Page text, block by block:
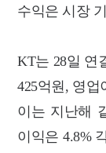
수익은 시장
KT는 28일 연
425억원, 영업
이는 지난해
이익은 4.8%